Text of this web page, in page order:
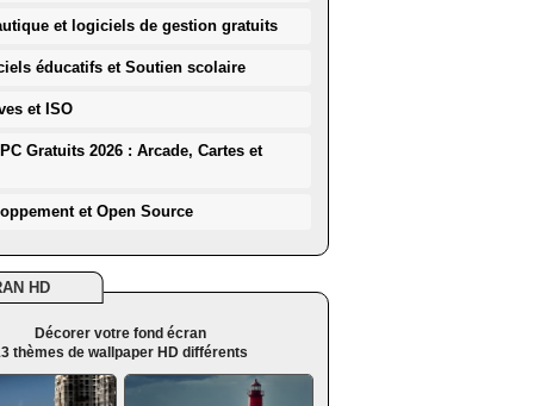
et logiciels de gestion gratuits
éducatifs et Soutien scolaire
et ISO
Gratuits 2026 : Arcade, Cartes et
et Open Source
HD
Décorer votre fond écran
thèmes de wallpaper HD différents